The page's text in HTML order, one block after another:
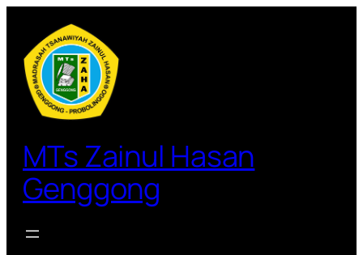
MTs Zainul Hasan
Genggong